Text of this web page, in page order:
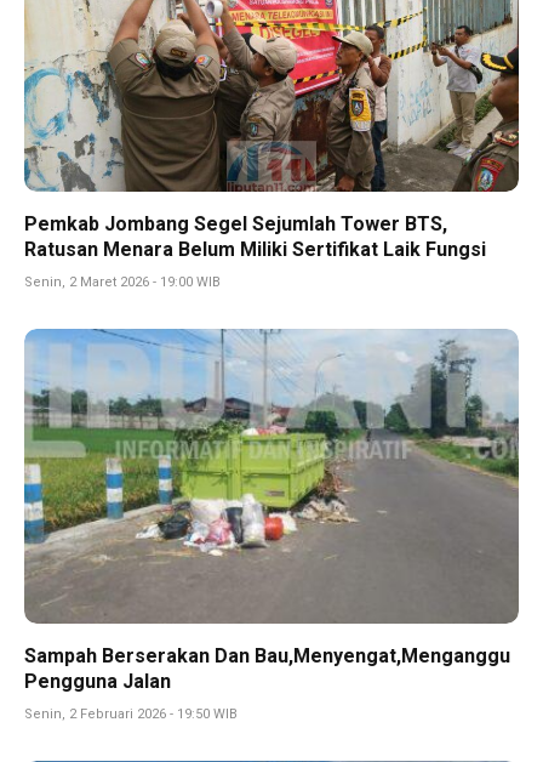
Pemkab Jombang Segel Sejumlah Tower BTS,
Ratusan Menara Belum Miliki Sertifikat Laik Fungsi
Senin, 2 Maret 2026 - 19:00 WIB
Sampah Berserakan Dan Bau,Menyengat,Menganggu
Pengguna Jalan
Senin, 2 Februari 2026 - 19:50 WIB